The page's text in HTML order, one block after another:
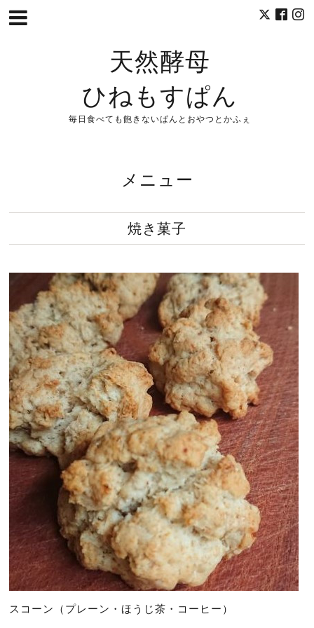
天然酵母
ひねもすぱん
毎日食べても飽きないぱんとおやつとかふぇ
メニュー
焼き菓子
スコーン（プレーン・ほうじ茶・コーヒー）